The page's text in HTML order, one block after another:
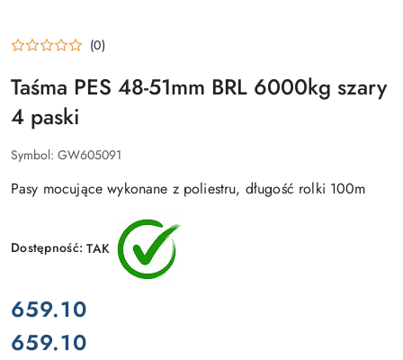
(0)
Taśma PES 48-51mm BRL 6000kg szary
4 paski
Symbol: GW605091
Pasy mocujące wykonane z poliestru, długość rolki 100m
Dostępność:TAK
cena:
659.10
Cena:
659.10